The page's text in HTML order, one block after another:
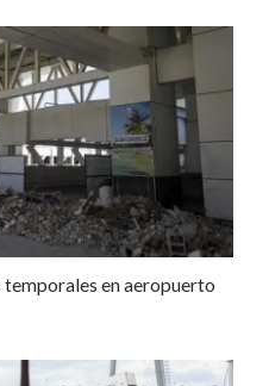
en aeropuerto